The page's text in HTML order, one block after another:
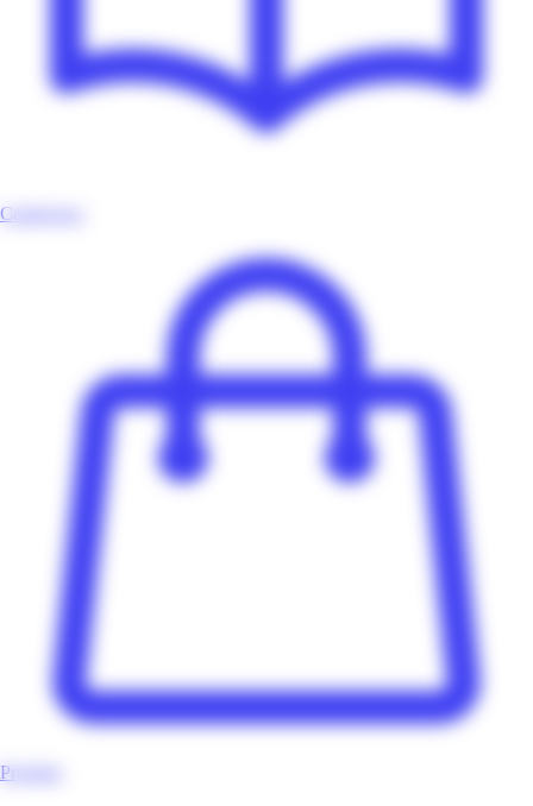
Catalogues
Produits